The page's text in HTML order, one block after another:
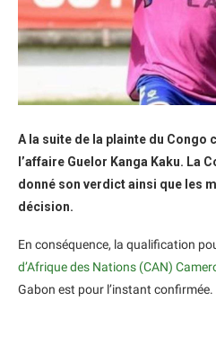
A la suite de la plainte du Congo
l’affaire Guelor Kanga Kaku. La
donné son verdict ainsi que les
décision.
En conséquence, la qualification
d’Afrique des Nations (CAN)
Gabon est pour l’instant confirmée.